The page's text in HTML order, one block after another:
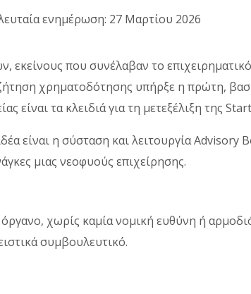
ενημέρωση: 27 Μαρτίου 2026
που συνέλαβαν το
χρηματοδότησης υπήρξε η πρώτη,
είναι τα κλειδιά για τη μετεξέλιξη της
είναι η σύσταση και λειτουργία
μιας νεοφυούς επιχείρησης.
χωρίς καμία νομική ευθύνη ή
συμβουλευτικό.